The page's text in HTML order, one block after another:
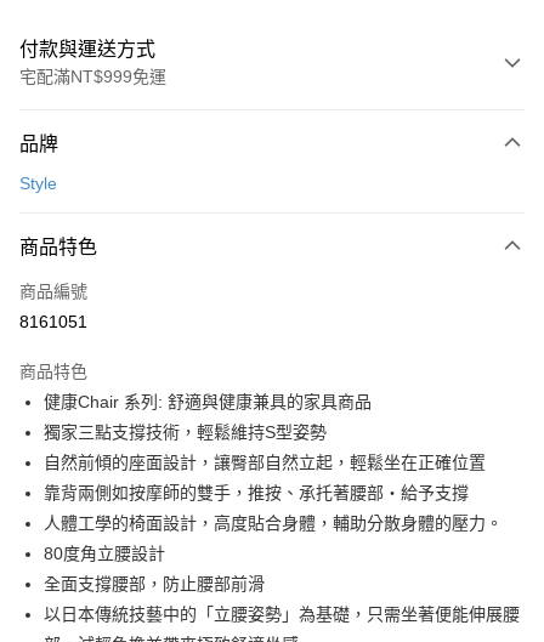
付款與運送方式
宅配滿NT$999免運
信用卡一次付款
3 期 0 利率 每期
合作金庫商業銀行
上海商業儲蓄銀行
臺灣中小企業銀行
匯豐（台灣）商業銀行
華泰商業銀行
聯邦商業銀行
遠東國際商業銀行
元大商業銀行
永豐商業銀行
玉山商業銀行
星展（台灣）商業銀行
台灣樂天信用卡公司
合作金庫商業銀行
上海商業儲蓄銀行
國泰世華商業銀行
兆豐國際商業銀行
匯豐（台灣）商業銀行
華泰商業銀行
聯邦商業銀行
遠東國際商業銀行
元大商業銀行
永豐商業銀行
玉山商業銀行
星展（台灣）商業銀行
台新國際商業銀行
即享券
LINE Pay
Apple Pay
街口支付
Google Pay
ATM付款
運送方式
品牌
Style
商品特色
商品編號
8161051
商品特色
健康Chair 系列: 舒適與健康兼具的家具商品
獨家三點支撐技術，輕鬆維持S型姿勢
自然前傾的座面設計，讓臀部自然立起，輕鬆坐在正確位置
靠背兩側如按摩師的雙手，推按、承托著腰部・給予支撐
人體工學的椅面設計，高度貼合身體，輔助分散身體的壓力。
80度角立腰設計
全面支撐腰部，防止腰部前滑
以日本傳統技藝中的「立腰姿勢」為基礎，只需坐著便能伸展腰